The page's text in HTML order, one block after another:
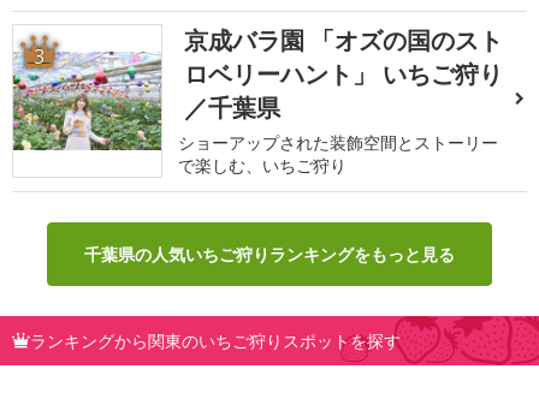
3
京成バラ園 「オズの国のスト
ロベリーハント」 いちご狩り
／千葉県
ショーアップされた装飾空間とストーリー
で楽しむ、いちご狩り
千葉県の人気いちご狩りランキングをもっと見る
ランキングから関東のいちご狩りスポットを探す